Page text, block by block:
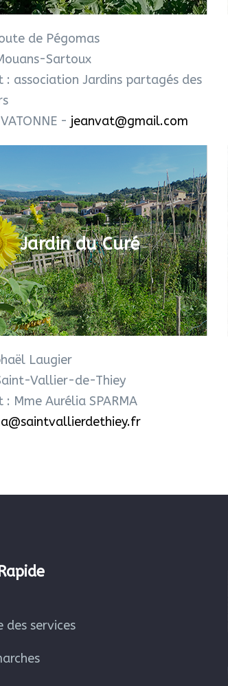
de Pégomas
Sartoux
: association Jardins partagés des
- jeanvat@gmail.com
Jardin du Curé
Laugier
Vallier-de-Thiey
: Mme Aurélia SPARMA
des services